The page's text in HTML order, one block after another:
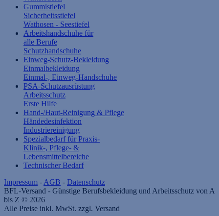
Gummistiefel
Sicherheitsstiefel
Wathosen - Seestiefel
Arbeitshandschuhe für
alle Berufe
Schutzhandschuhe
Einweg-Schutz-Bekleidung
Einmalbekleidung
Einmal-, Einweg-Handschuhe
PSA-Schutzausrüstung
Arbeitsschutz
Erste Hilfe
Hand-/Haut-Reinigung & Pflege
Händedesinfektion
Industriereinigung
Spezialbedarf für Praxis-
Klinik-, Pflege- &
Lebensmittelbereiche
Technischer Bedarf
Impressum -AGB - Datenschutz
BFL-Versand - Günstige Berufsbekleidung und Arbeitsschutz von A
bis Z © 2026
Alle Preise inkl. MwSt. zzgl. Versand